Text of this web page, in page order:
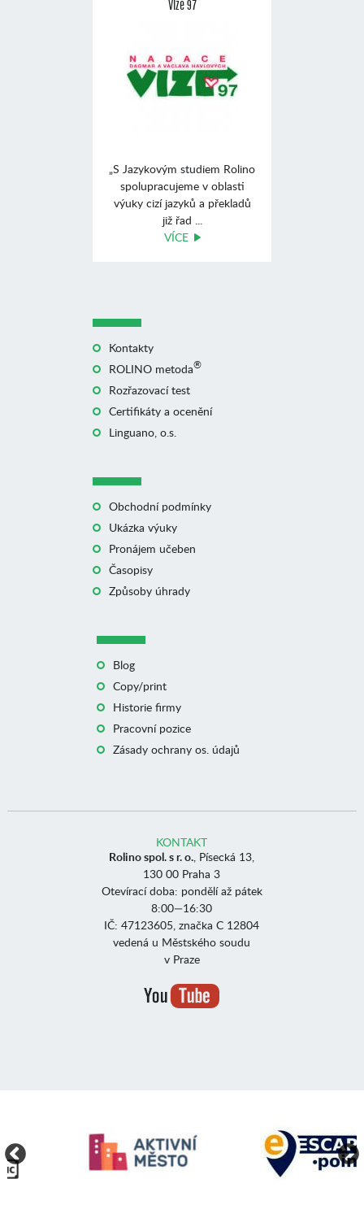
Vize 97
„S Jazykovým studiem Rolino
spolupracujeme v oblasti
výuky cizí jazyků a překladů
již řad ...
VÍCE
Kontakty
ROLINO metoda®
Rozřazovací test
Certifikáty a ocenění
Linguano, o.s.
Obchodní podmínky
Ukázka výuky
Pronájem učeben
Časopisy
Způsoby úhrady
Blog
Copy/print
Historie firmy
Pracovní pozice
Zásady ochrany os. údajů
KONTAKT
Rolino spol. s r. o., Písecká 13,
130 00 Praha 3
Otevírací doba: pondělí až pátek
8:00—16:30
IČ: 47123605, značka C 12804
vedená u Městského soudu
v Praze